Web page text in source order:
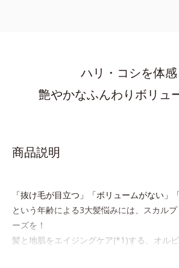
ハリ・コシを体感
艶やかなふんわりボリュ
商品説明
「抜け毛が目立つ」「ボリュームがない」
という年齢による3大髪悩みには、スカル
ーズを！
髪と地肌をエイジングケア(*1)する、オル